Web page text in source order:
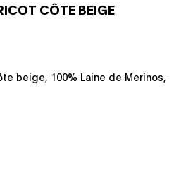
CÔTE BEIGE
beige, 100% Laine de Merinos,